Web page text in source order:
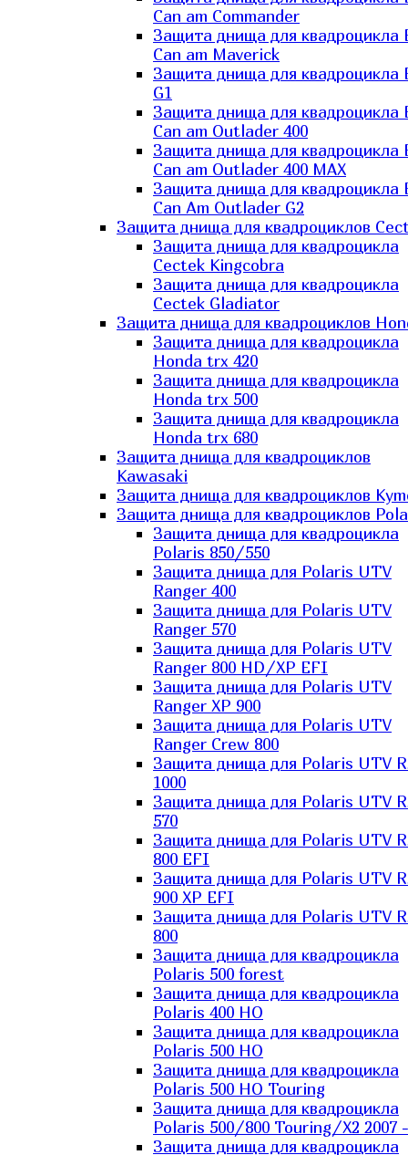
Can am Commander
Защита днища для квадроцикла
Can am Maverick
Защита днища для квадроцикла
G1
Защита днища для квадроцикла
Can am Outlader 400
Защита днища для квадроцикла
Can am Outlader 400 MAX
Защита днища для квадроцикла
Can Аm Outlader G2
Защита днища для квадроциклов
Защита днища для квадроцикла
Cectek Kingcobra
Защита днища для квадроцикла
Cectek Gladiator
Защита днища для квадроциклов
Защита днища для квадроцикла
Honda trx 420
Защита днища для квадроцикла
Honda trx 500
Защита днища для квадроцикла
Honda trx 680
Защита днища для квадроциклов
Kawasaki
Защита днища для квадроциклов
Защита днища для квадроциклов
Защита днища для квадроцикла
Polaris 850/550
Защита днища для Polaris UTV
Ranger 400
Защита днища для Polaris UTV
Ranger 570
Защита днища для Polaris UTV
Ranger 800 HD/XP EFI
Защита днища для Polaris UTV
Ranger XP 900
Защита днища для Polaris UTV
Ranger Сrew 800
Защита днища для Polaris UTV
1000
Защита днища для Polaris UTV
570
Защита днища для Polaris UTV
800 EFI
Защита днища для Polaris UTV
900 XP EFI
Защита днища для Polaris UTV
800
Защита днища для квадроцикла
Polaris 500 forest
Защита днища для квадроцикла
Polaris 400 HO
Защита днища для квадроцикла
Polaris 500 HO
Защита днища для квадроцикла
Polaris 500 HO Touring
Защита днища для квадроцикла
Polaris 500/800 Touring/X2 2007 -
Защита днища для квадроцикла